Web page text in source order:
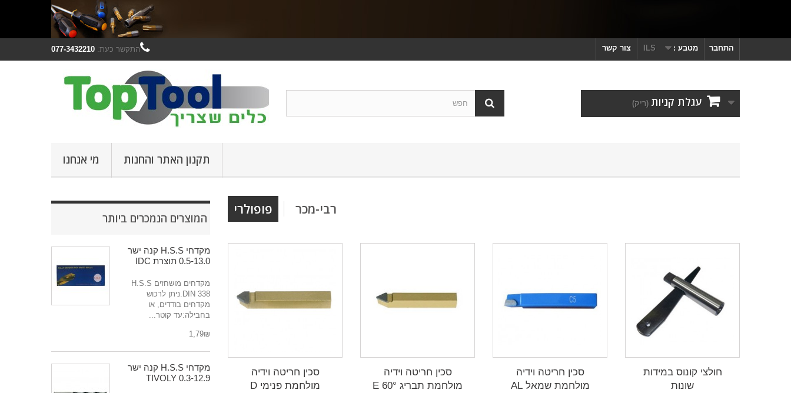
התחבר מטבע : ILS צור קשר התקשר כעת: 077-3432210
עגלת קניות (ריק)
מי אנחנו תקנון האתר והחנות
המוצרים הנמכרים ביותר
מקדחי H.S.S קנה ישר
0.5-13.0 תוצרת IDC
מקדחים מושחזים H.S.S
DIN 338.ניתן לרכוש
מקדחים בודדים, או
בחבילה:עד קוטר...
₪‎1,79
מקדחי H.S.S קנה ישר
0.3-12.9 TIVOLY
פופולרי רבי-מכר
סכין חריטה וידיה
מולחמת פנימי D
סכין חריטה וידיה
מולחמת תבריג 60° E
סכין חריטה וידיה
מולחמת שמאל AL
חולצי קונוס במידות
שונות